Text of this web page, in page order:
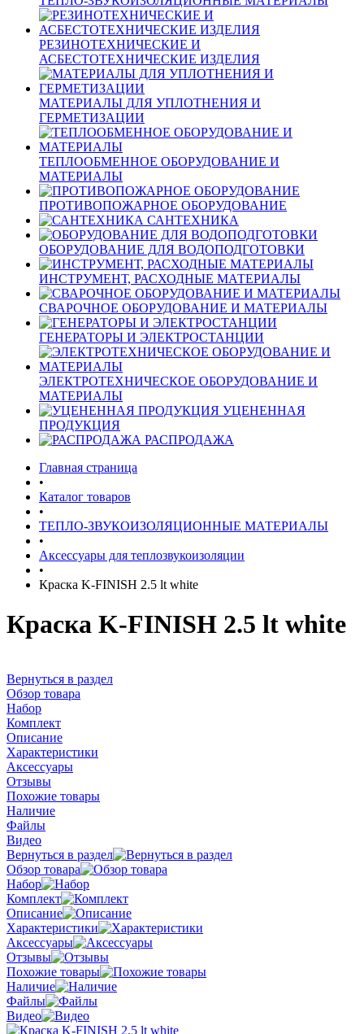
РЕЗИНОТЕХНИЧЕСКИЕ И
АСБЕСТОТЕХНИЧЕСКИЕ ИЗДЕЛИЯ
МАТЕРИАЛЫ ДЛЯ УПЛОТНЕНИЯ И
ГЕРМЕТИЗАЦИИ
ТЕПЛООБМЕННОЕ ОБОРУДОВАНИЕ И
МАТЕРИАЛЫ
ПРОТИВОПОЖАРНОЕ ОБОРУДОВАНИЕ
САНТЕХНИКА
ОБОРУДОВАНИЕ ДЛЯ ВОДОПОДГОТОВКИ
ИНСТРУМЕНТ, РАСХОДНЫЕ МАТЕРИАЛЫ
СВАРОЧНОЕ ОБОРУДОВАНИЕ И МАТЕРИАЛЫ
ГЕНЕРАТОРЫ И ЭЛЕКТРОСТАНЦИИ
ЭЛЕКТРОТЕХНИЧЕСКОЕ ОБОРУДОВАНИЕ И
МАТЕРИАЛЫ
УЦЕНЕННАЯ
ПРОДУКЦИЯ
РАСПРОДАЖА
Главная страница
•
Каталог товаров
•
ТЕПЛО-ЗВУКОИЗОЛЯЦИОННЫЕ МАТЕРИАЛЫ
•
Аксессуары для теплозвукоизоляции
•
Краска K-FINISH 2.5 lt white
Краска K-FINISH 2.5 lt white
Вернуться в раздел
Обзор товара
Набор
Комплект
Описание
Характеристики
Аксессуары
Отзывы
Похожие товары
Наличие
Файлы
Видео
Вернуться в раздел
Обзор товара
Набор
Комплект
Описание
Характеристики
Аксессуары
Отзывы
Похожие товары
Наличие
Файлы
Видео